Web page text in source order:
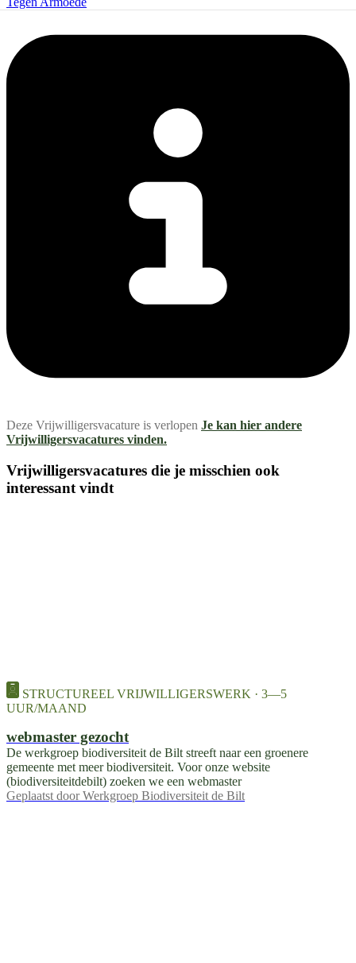
Deze Vrijwilligersvacature is verlopen Je kan hier andere
Vrijwilligersvacatures vinden.
Vrijwilligersvacatures die je misschien ook
interessant vindt
STRUCTUREEL VRIJWILLIGERSWERK · 3—5
UUR/MAAND
webmaster gezocht
De werkgroep biodiversiteit de Bilt streeft naar een groenere
gemeente met meer biodiversiteit. Voor onze website
(biodiversiteitdebilt) zoeken we een webmaster
Geplaatst door Werkgroep Biodiversiteit de Bilt